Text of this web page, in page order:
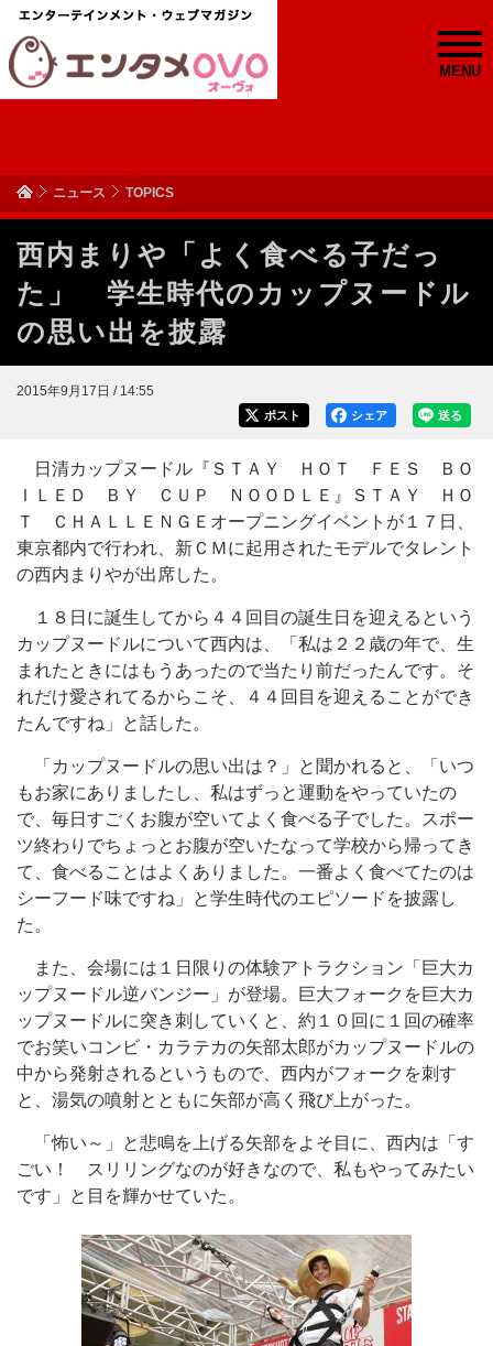
MENU
ニュース TOPICS
西内まりや「よく食べる子だっ
た」 学生時代のカップヌードル
の思い出を披露
2015年9月17日 / 14:55
送る
シェア
ポスト
日清カップヌードル『ＳＴＡＹ ＨＯＴ ＦＥＳ ＢＯ
ＩＬＥＤ ＢＹ ＣＵＰ ＮＯＯＤＬＥ』ＳＴＡＹ ＨＯ
Ｔ ＣＨＡＬＬＥＮＧＥオープニングイベントが１７日、
東京都内で行われ、新ＣＭに起用されたモデルでタレント
の西内まりやが出席した。
１８日に誕生してから４４回目の誕生日を迎えるという
カップヌードルについて西内は、「私は２２歳の年で、生
まれたときにはもうあったので当たり前だったんです。そ
れだけ愛されてるからこそ、４４回目を迎えることができ
たんですね」と話した。
「カップヌードルの思い出は？」と聞かれると、「いつ
もお家にありましたし、私はずっと運動をやっていたの
で、毎日すごくお腹が空いてよく食べる子でした。スポー
ツ終わりでちょっとお腹が空いたなって学校から帰ってき
て、食べることはよくありました。一番よく食べてたのは
シーフード味ですね」と学生時代のエピソードを披露し
た。
また、会場には１日限りの体験アトラクション「巨大カ
ップヌードル逆バンジー」が登場。巨大フォークを巨大カ
ップヌードルに突き刺していくと、約１０回に１回の確率
でお笑いコンビ・カラテカの矢部太郎がカップヌードルの
中から発射されるというもので、西内がフォークを刺す
と、湯気の噴射とともに矢部が高く飛び上がった。
「怖い～」と悲鳴を上げる矢部をよそ目に、西内は「す
ごい！ スリリングなのが好きなので、私もやってみたい
です」と目を輝かせていた。